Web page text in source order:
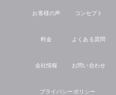
お客様の声 コンセプト
料金 よくある質問
会社情報 お問い合わせ
プライバシーポリシー